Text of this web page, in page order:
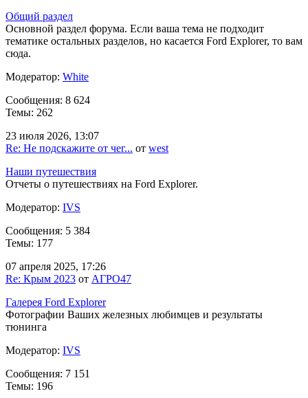
Общий раздел
Основной раздел форума. Если ваша тема не подходит
тематике остальных разделов, но касается Ford Explorer, то вам
сюда.
Модератор: White
Сообщения: 8 624
Темы: 262
23 июля 2026, 13:07
Re: Не подскажите от чег... от west
Наши путешествия
Отчеты о путешествиях на Ford Explorer.
Модератор: IVS
Сообщения: 5 384
Темы: 177
07 апреля 2025, 17:26
Re: Крым 2023 от АГРО47
Галерея Ford Explorer
Фотографии Ваших железных любимцев и результаты
тюнинга
Модератор: IVS
Сообщения: 7 151
Темы: 196